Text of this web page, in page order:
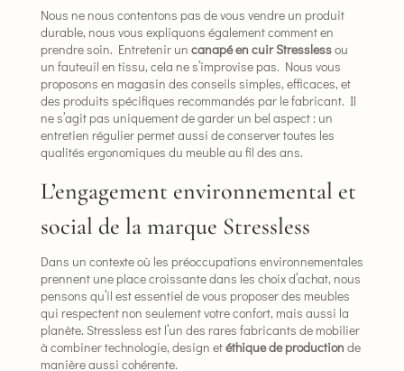
Nous ne nous contentons pas de vous vendre un produit
durable, nous vous expliquons également comment en
prendre soin. Entretenir un canapé en cuir Stresslessou
un fauteuil en tissu, cela ne s’improvise pas. Nous vous
proposons en magasin des conseils simples, efficaces, et
des produits spécifiques recommandés par le fabricant. Il
ne s’agit pas uniquement de garder un bel aspect : un
entretien régulier permet aussi de conserver toutes les
qualités ergonomiques du meuble au fil des ans.
L’engagement environnemental et
social de la marque Stressless
Dans un contexte où les préoccupations environnementales
prennent une place croissante dans les choix d’achat, nous
pensons qu’il est essentiel de vous proposer des meubles
qui respectent non seulement votre confort, mais aussi la
planète. Stressless est l’un des rares fabricants de mobilier
à combiner technologie, design etéthique de production de
manière aussi cohérente.